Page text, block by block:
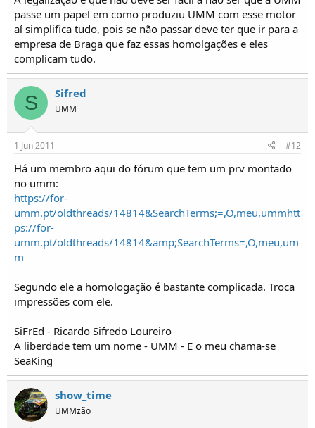
passe um papel em como produziu UMM com esse motor
aí simplifica tudo, pois se não passar deve ter que ir para a
empresa de Braga que faz essas homolgações e eles
complicam tudo.
S Sifred
UMM
1 Jun 2011 #12
Há um membro aqui do fórum que tem um prv montado
no umm:
https://for-
umm.pt/oldthreads/14814&SearchTerms;=,O,meu,ummhtt
ps://for-
umm.pt/oldthreads/14814&amp;SearchTerms=,O,meu,um
m
Segundo ele a homologação é bastante complicada. Troca
impressões com ele.
SiFrEd - Ricardo Sifredo Loureiro
A liberdade tem um nome - UMM - E o meu chama-se
SeaKing
show_time
UMMzão